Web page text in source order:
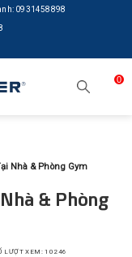
0931458898
0
Nhà & Phòng Gym
& Phòng
LƯỢT XEM: 10246